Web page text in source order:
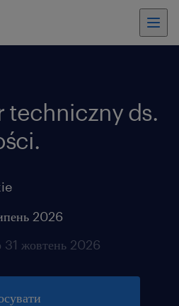
techniczny ds.
2026
31 жовтень 2026